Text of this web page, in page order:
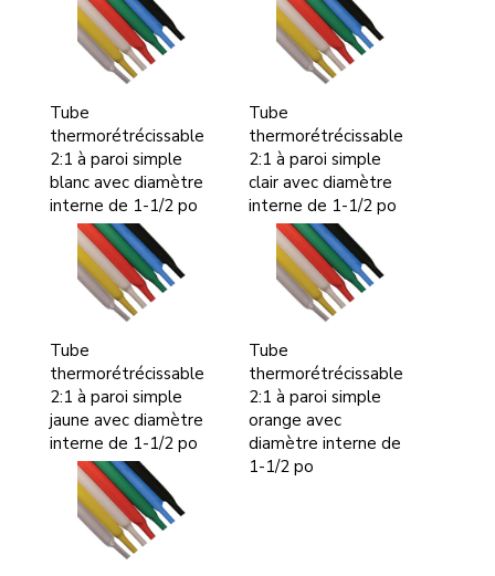
Tube
thermorétrécissable
2:1 à paroi simple
blanc avec diamètre
interne de 1-1/2 po
Tube
thermorétrécissable
2:1 à paroi simple
clair avec diamètre
interne de 1-1/2 po
Tube
thermorétrécissable
2:1 à paroi simple
jaune avec diamètre
interne de 1-1/2 po
Tube
thermorétrécissable
2:1 à paroi simple
orange avec
diamètre interne de
1-1/2 po